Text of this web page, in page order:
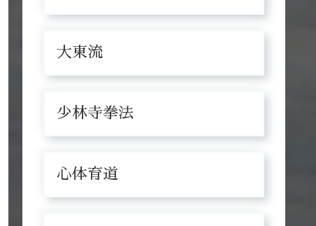
大東流
少林寺拳法
心体育道